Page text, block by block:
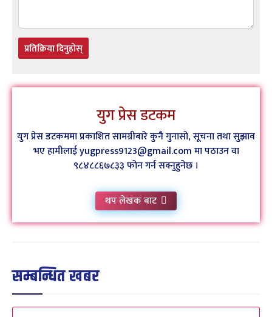
प्रतिक्रिया दिनुहोस्
युग प्रेस डटकम
युग प्रेस डटकममा प्रकाशित सामग्रीबारे कुनै गुनासो, सूचना तथा सुझाव
भए हामीलाई yugpress9123@gmail.com मा पठाउन वा
९८४८८६७८३३ फोन गर्न सक्नुहुनेछ ।
थप लेखक बाट
सम्बन्धित खबर